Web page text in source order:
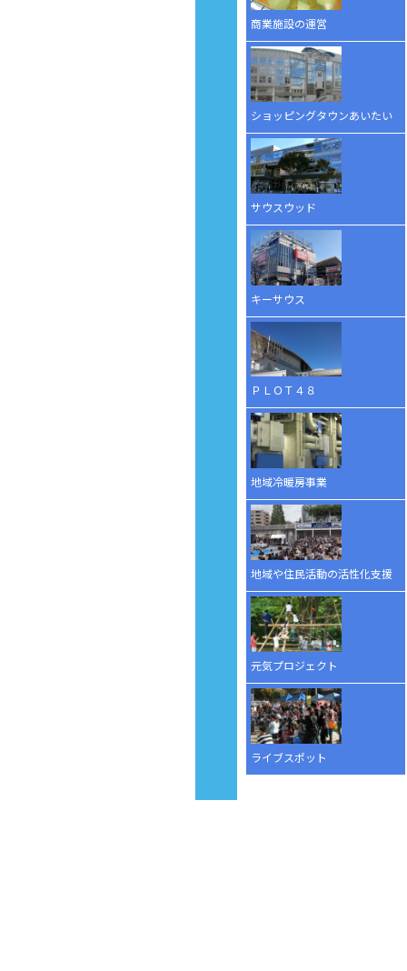
商業施設の運営
ショッピングタウンあいたい
サウスウッド
キーサウス
ＰＬＯＴ４８
地域冷暖房事業
地域や住民活動の活性化支援
元気プロジェクト
ライブスポット